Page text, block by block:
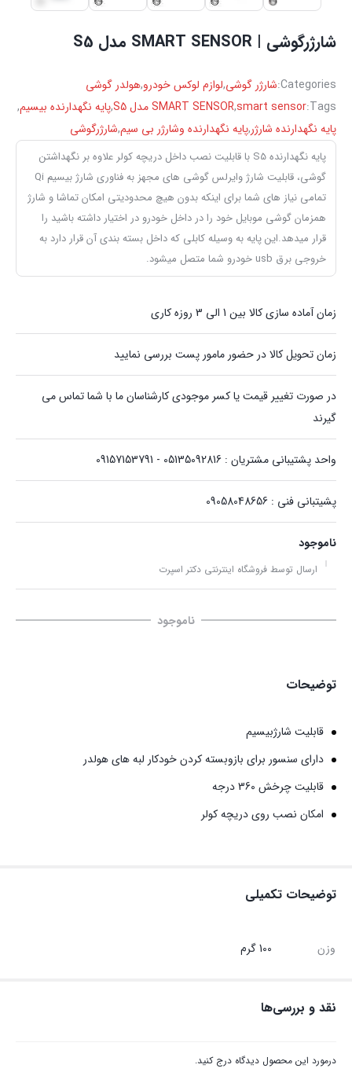
شارژرگوشی | SMART SENSOR مدل S5
Categories: شارژر گوشی,لوازم لوکس خودرو,هولدر گوشی
Tags:
smart sensor
,SMART SENSOR مدل S5 ,پایه نگهدارنده بیسیم,
پایه نگهدارنده شارژر,پایه نگهدارنده وشارژر بی سیم,شارژرگوشی
پایه نگهدارنده S5 با قابلیت نصب داخل دریچه کولر علاوه بر نگهداشتن
گوشی، قابلیت شارژ وایرلس گوشی های مجهز به فناوری شارژ بیسیم Qi
تمامی نیاز های شما برای اینکه بدون هیچ محدودیتی امکان تماشا و شارژ
همزمان گوشی موبایل خود را در داخل خودرو در اختیار داشته باشید را
قرار میدهد.این پایه به وسیله کابلی که داخل بسته بندی آن قرار دارد به
خروجی برق usb خودرو شما متصل میشود.
زمان آماده سازی کالا بین 1 الی 3 روزه کاری
زمان تحویل کالا در حضور مامور پست بررسی نمایید
در صورت تغییر قیمت یا کسر موجودی کارشناسان ما با شما تماس می
گیرند
واحد پشتیبانی مشتریان : 05135092816 - 09157153791
پشیتبانی فنی : 09058048656
ناموجود
ارسال توسط فروشگاه اینترنتی دکتر اسپرت
ناموجود
توضیحات
قابلیت شارژبیسیم
دارای سنسور برای بازوبسته کردن خودکار لبه های هولدر
قابلیت چرخش 360 درجه
امکان نصب روی دریچه کولر
توضیحات تکمیلی
وزن 100 گرم
نقد و بررسی‌ها
درمورد این محصول دیدگاه درج کنید.